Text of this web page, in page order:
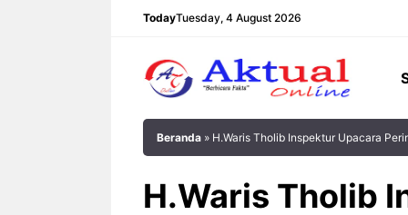
TodayTuesday, 4 August 2026
Beranda » H.Waris Tholib Inspektur Upacara
H.Waris Tholib